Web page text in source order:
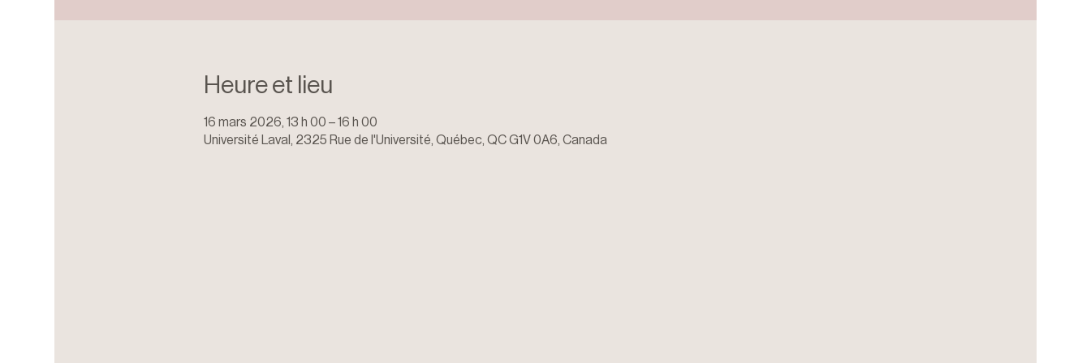
Heure et lieu
16 mars 2026, 13 h 00 – 16 h 00
Université Laval, 2325 Rue de l'Université, Québec, QC G1V 0A6, Canada